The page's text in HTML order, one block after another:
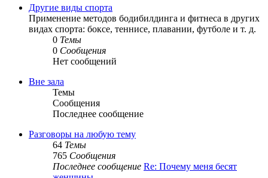
сообщению
Другие виды спорта
Применение методов бодибилдинга и фитнеса в других
видах спорта: боксе, теннисе, плавании, футболе и т. д.
0 Темы
0 Сообщения
Нет сообщений
Вне зала
Темы
Сообщения
Последнее сообщение
Разговоры на любую тему
64 Темы
765 Сообщения
Последнее сообщение Re: Почему меня бесят